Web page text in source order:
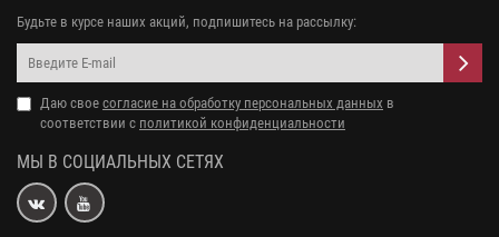
Будьте в курсе наших акций, подпишитесь на рассылку:
Даю свое согласие на обработку персональных данных в
соответствии с политикой конфиденциальности
МЫ В СОЦИАЛЬНЫХ СЕТЯХ